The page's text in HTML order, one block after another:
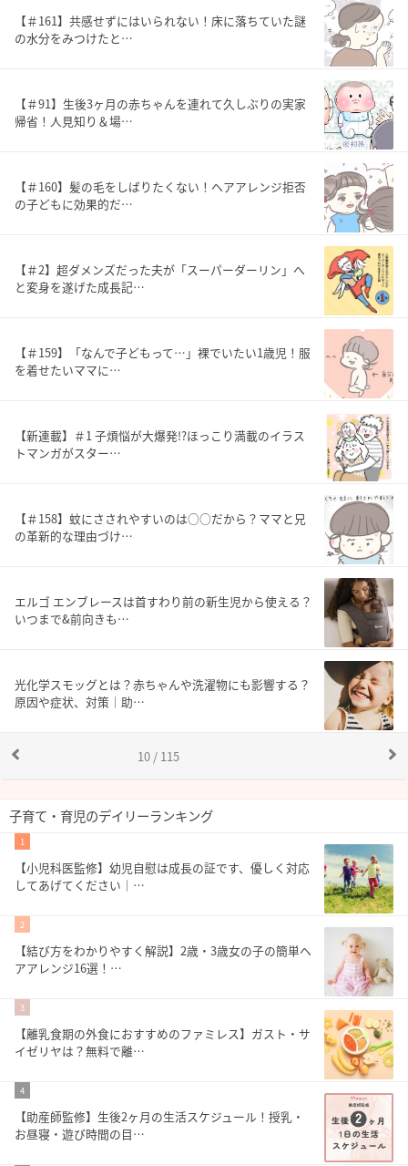
【＃161】共感せずにはいられない！床に落ちていた謎
の水分をみつけたと…
【＃91】生後3ヶ月の赤ちゃんを連れて久しぶりの実家
帰省！人見知り＆場…
【＃160】髪の毛をしばりたくない！ヘアアレンジ拒否
の子どもに効果的だ…
【＃2】超ダメンズだった夫が「スーパーダーリン」へ
と変身を遂げた成長記…
【＃159】「なんで子どもって…」裸でいたい1歳児！服
を着せたいママに…
【新連載】＃1 子煩悩が大爆発!?ほっこり満載のイラス
トマンガがスター…
【＃158】蚊にさされやすいのは○○だから？ママと兄
の革新的な理由づけ…
エルゴ エンブレースは首すわり前の新生児から使える？
いつまで&前向きも…
光化学スモッグとは？赤ちゃんや洗濯物にも影響する？
原因や症状、対策｜助…
10 / 115
子育て・育児のデイリーランキング
1
【小児科医監修】幼児自慰は成長の証です、優しく対応
してあげてください｜…
2
【結び方をわかりやすく解説】2歳・3歳女の子の簡単ヘ
アアレンジ16選！…
3
【離乳食期の外食におすすめのファミレス】ガスト・サ
イゼリヤは？無料で離…
4
【助産師監修】生後2ヶ月の生活スケジュール！授乳・
お昼寝・遊び時間の目…